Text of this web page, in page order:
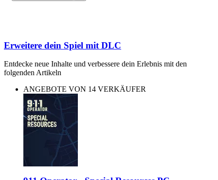
Erweitere dein Spiel mit DLC
Entdecke neue Inhalte und verbessere dein Erlebnis mit den
folgenden Artikeln
ANGEBOTE VON 14 VERKÄUFER